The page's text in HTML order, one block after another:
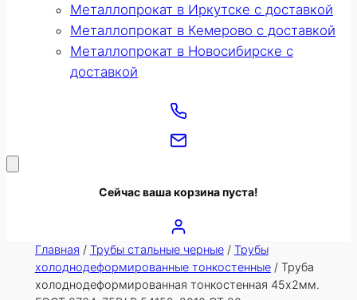
Металлопрокат в Иркутске с доставкой
Металлопрокат в Кемерово с доставкой
Металлопрокат в Новосибирске с
доставкой
Сейчас ваша корзина пуста!
Главная / Трубы стальные черные/ Трубы
холоднодеформированные тонкостенные/ Труба
холоднодеформированная тонкостенная 45х2мм.